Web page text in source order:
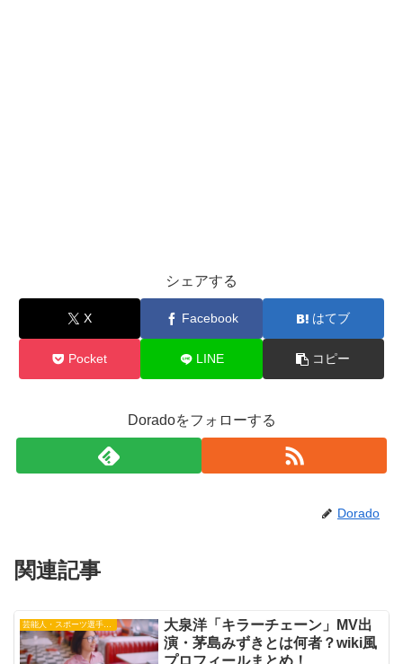
シェアする
X Facebook はてブ
Pocket LINE コピー
Doradoをフォローする
Dorado
関連記事
大泉洋「キラーチェーン」MV出
演・茅島みずきとは何者？wiki風
プロフィールまとめ！